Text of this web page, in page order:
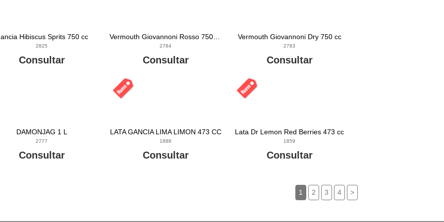
Hibiscus Sprits 750 cc
2825
Consultar
2784
Consultar
Vermouth Giovannoni Dry 750 cc
2783
Consultar
DAMONJAG 1 L
2777
Consultar
LATA GANCIA LIMA LIMON 473 CC
1888
Consultar
Lata Dr Lemon Red Berries 473 cc
1859
Consultar
1 2 3 4 >